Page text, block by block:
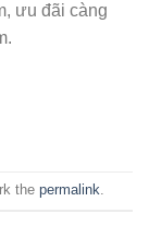
ưu đãi càng
the permalink.